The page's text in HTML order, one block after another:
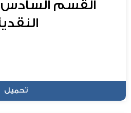
القسم
تحميل